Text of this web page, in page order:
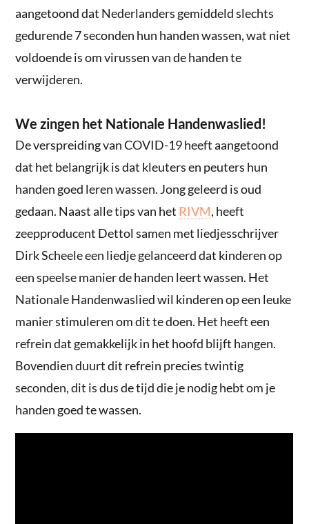
aangetoond dat Nederlanders gemiddeld slechts
gedurende 7 seconden hun handen wassen, wat niet
voldoende is om virussen van de handen te
verwijderen.
We zingen het Nationale Handenwaslied!
De verspreiding van COVID-19 heeft aangetoond
dat het belangrijk is dat kleuters en peuters hun
handen goed leren wassen. Jong geleerd is oud
gedaan. Naast alle tips van het RIVM, heeft
zeepproducent Dettol samen met liedjesschrijver
Dirk Scheele een liedje gelanceerd dat kinderen op
een speelse manier de handen leert wassen. Het
Nationale Handenwaslied wil kinderen op een leuke
manier stimuleren om dit te doen. Het heeft een
refrein dat gemakkelijk in het hoofd blijft hangen.
Bovendien duurt dit refrein precies twintig
seconden, dit is dus de tijd die je nodig hebt om je
handen goed te wassen.